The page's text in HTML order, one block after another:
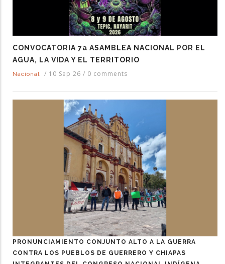
CONVOCATORIA 7a ASAMBLEA NACIONAL POR EL
AGUA, LA VIDA Y EL TERRITORIO
Nacional / 10 Sep 26 / 0 comments
PRONUNCIAMIENTO CONJUNTO ALTO A LA GUERRA
CONTRA LOS PUEBLOS DE GUERRERO Y CHIAPAS